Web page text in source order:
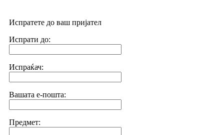
Испратете до ваш пријател
Испрати до:
Испраќач:
Вашата е-пошта:
Предмет: